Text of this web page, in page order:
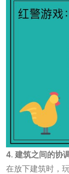
4. 建筑之间的协
在放下建筑时，